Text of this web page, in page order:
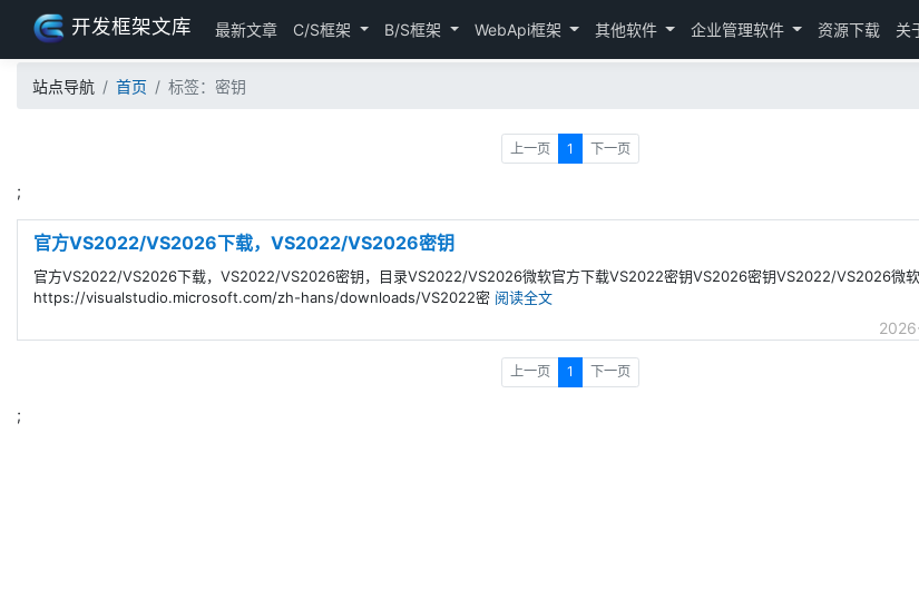
开发框架文库 最新文章 C/S框架 B/S框架 WebApi框架 其他软件 企业管理软件 资源下载 关
站点导航 首页 标签：密钥
上一页 1 下一页
;
官方VS2022/VS2026下载，VS2022/VS2026密钥
官方VS2022/VS2026下载，VS2022/VS2026密钥，目录VS2022/VS2026微软官方下载VS2022密钥VS2026密钥VS2022/VS2026微
https://visualstudio.microsoft.com/zh-hans/downloads/VS2022密 阅读全文
上一页 1 下一页
;